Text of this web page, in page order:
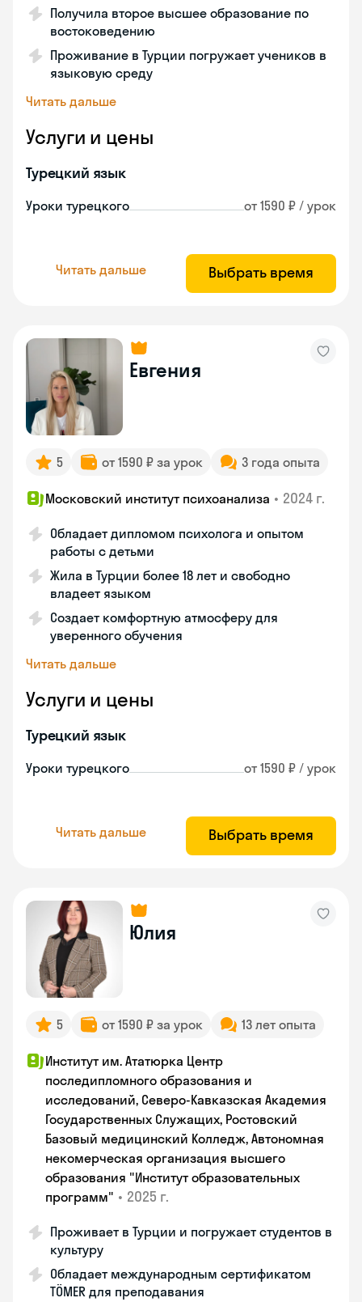
Получила второе высшее образование по
востоковедению
Проживание в Турции погружает учеников в
языковую среду
Читать дальше
Услуги и цены
Турецкий язык
Уроки турецкого от 1590 ₽ / урок
Читать дальше Выбрать время
Евгения
5 от 1590 ₽ за урок 3 года опыта
Московский институт психоанализа • 2024 г.
Обладает дипломом психолога и опытом
работы с детьми
Жила в Турции более 18 лет и свободно
владеет языком
Создает комфортную атмосферу для
уверенного обучения
Читать дальше
Услуги и цены
Турецкий язык
Уроки турецкого от 1590 ₽ / урок
Читать дальше Выбрать время
Юлия
5 от 1590 ₽ за урок 13 лет опыта
Институт им. Ататюрка Центр
последипломного образования и
исследований, Северо-Кавказская Академия
Государственных Служащих, Ростовский
Базовый медицинский Колледж, Автономная
некомерческая организация высшего
образования "Институт образовательных
программ" • 2025 г.
Проживает в Турции и погружает студентов в
культуру
Обладает международным сертификатом
TÖMER для преподавания